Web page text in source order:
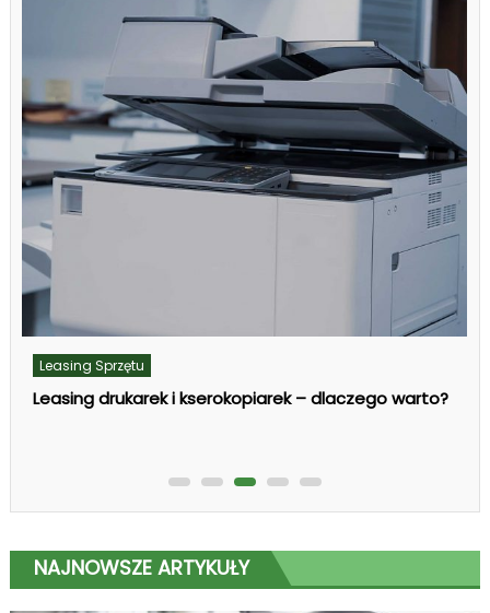
Leasing Sprzętu
Leasing maszyn w procedurze uproszczonej
NAJNOWSZE ARTYKUŁY